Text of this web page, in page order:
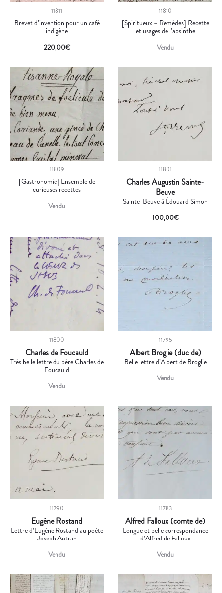
11811
Brevet d’invention pour un café
indigène
220,00€
11810
[Spiritueux – Remèdes] Recette
et usages de l’absinthe
Vendu
11809
[Gastronomie] Ensemble de
curieuses recettes
Vendu
11801
Charles Augustin Sainte-
Beuve
Sainte-Beuve à Édouard Simon
100,00€
11800
Charles de Foucauld
Très belle lettre du père Charles de
Foucauld
Vendu
11795
Albert Broglie (duc de)
Belle lettre d’Albert de Broglie
Vendu
11790
Eugène Rostand
Lettre d’Eugène Rostand au poète
Joseph Autran
Vendu
11783
Alfred Falloux (comte de)
Longue et belle correspondance
d’Alfred de Falloux
Vendu